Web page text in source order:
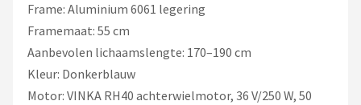
Frame: Aluminium 6061 legering
Framemaat: 55 cm
Aanbevolen lichaamslengte: 170–190 cm
Kleur: Donkerblauw
Motor: VINKA RH40 achterwielmotor, 36 V/250 W, 50